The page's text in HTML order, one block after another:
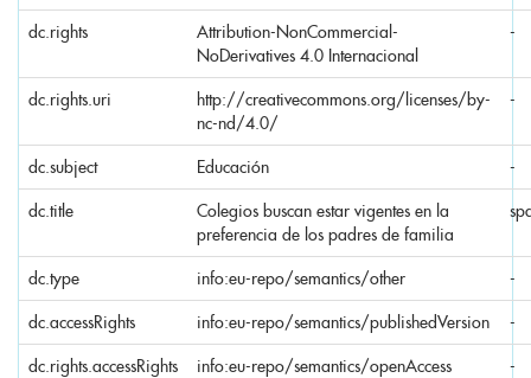
dc.rights
Attribution-NonCommercial-
NoDerivatives 4.0 Internacional
-
dc.rights.uri
http://creativecommons.org/licenses/by-
nc-nd/4.0/
-
dc.subject Educación -
dc.title
Colegios buscan estar vigentes en la
preferencia de los padres de familia
dc.type info:eu-repo/semantics/other -
dc.accessRights info:eu-repo/semantics/publishedVersion -
dc.rights.accessRights info:eu-repo/semantics/openAccess -